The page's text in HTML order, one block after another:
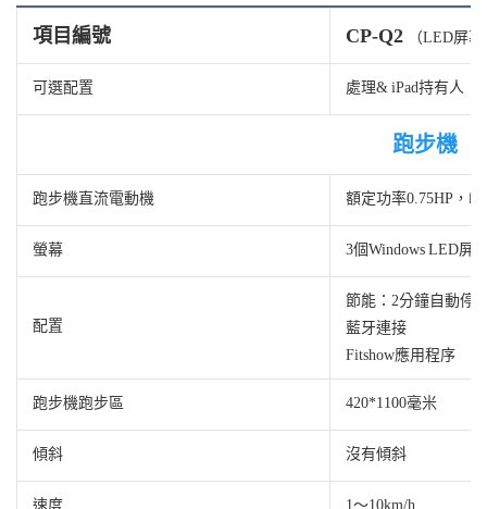
項目編號 CP-Q2 （LED屏
可選配置 處理& iPad持有人
跑步機
跑步機直流電動機 額定功率0.75HP，
螢幕 3個Windows LED屏
配置
節能：2分鐘自動停
藍牙連接
Fitshow應用程序
跑步機跑步區 420*1100毫米
傾斜 沒有傾斜
速度 1〜10km/h